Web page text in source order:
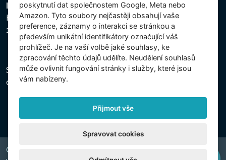
Intex Trading, s.r.o.
Hradecká 2526/3
130 00 Praha 3 - Česká republika
Společnost je zapsána u Městského soudu v Praze,
oddíl C, vložka 74759, IČ 26150808, DIČ CZ26150808.
Copyright © 2026 INTEX TRADING s.r.o. Všechna práva
poskytnutí dat společnostem Google, Meta nebo
Amazon. Tyto soubory nejčastěji obsahují vaše
preference, záznamy o interakci se stránkou a
především unikátní identifikátory označující váš
prohlížeč. Je na vaší volbě jaké souhlasy, ke
zpracování těchto údajů udělíte. Neudělení souhlasů
může ovlivnit fungování stránky i služby, které jsou
vám nabízeny.
Přijmout vše
Spravovat cookies